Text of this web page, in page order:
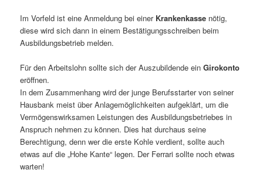
Im Vorfeld ist eine Anmeldung bei einer Krankenkasse nötig,
diese wird sich dann in einem Bestätigungsschreiben beim
Ausbildungsbetrieb melden.
Für den Arbeitslohn sollte sich der Auszubildende einGirokonto
eröffnen.
In dem Zusammenhang wird der junge Berufsstarter von seiner
Hausbank meist über Anlagemöglichkeiten aufgeklärt, um die
Vermögenswirksamen Leistungen des Ausbildungsbetriebes in
Anspruch nehmen zu können. Dies hat durchaus seine
Berechtigung, denn wer die erste Kohle verdient, sollte auch
etwas auf die „Hohe Kante“ legen. Der Ferrari sollte noch etwas
warten!